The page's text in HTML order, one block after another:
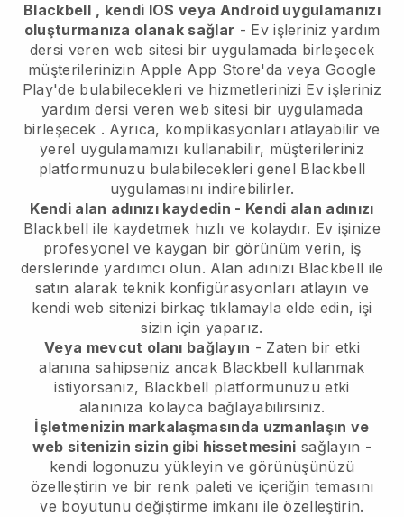
Blackbell , kendi IOS veya Android uygulamanızı
oluşturmanıza olanak sağlar - Ev işleriniz yardım
dersi veren web sitesi bir uygulamada birleşecek
müşterilerinizin Apple App Store'da veya Google
Play'de bulabilecekleri ve hizmetlerinizi Ev işleriniz
yardım dersi veren web sitesi bir uygulamada
birleşecek . Ayrıca, komplikasyonları atlayabilir ve
yerel uygulamamızı kullanabilir, müşterileriniz
platformunuzu bulabilecekleri genel Blackbell
uygulamasını indirebilirler.
Kendi alan adınızı kaydedin - Kendi alan adınızı
Blackbell ile kaydetmek hızlı ve kolaydır. Ev işinize
profesyonel ve kaygan bir görünüm verin, iş
derslerinde yardımcı olun. Alan adınızı Blackbell ile
satın alarak teknik konfigürasyonları atlayın ve
kendi web sitenizi birkaç tıklamayla elde edin, işi
sizin için yaparız.
Veya mevcut olanı bağlayın - Zaten bir etki
alanına sahipseniz ancak Blackbell kullanmak
istiyorsanız, Blackbell platformunuzu etki
alanınıza kolayca bağlayabilirsiniz.
İşletmenizin markalaşmasında uzmanlaşın ve
web sitenizin sizin gibi hissetmesini sağlayın -
kendi logonuzu yükleyin ve görünüşünüzü
özelleştirin ve bir renk paleti ve içeriğin temasını
ve boyutunu değiştirme imkanı ile özelleştirin.